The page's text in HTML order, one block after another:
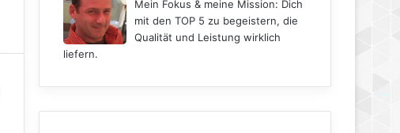
Mein Fokus & meine Mission: Dich
mit den TOP 5 zu begeistern, die
Qualität und Leistung wirklich
liefern.